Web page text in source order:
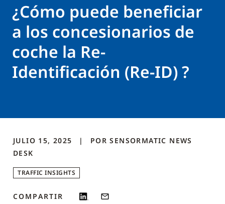
¿Cómo puede beneficiar
a los concesionarios de
coche la Re-
Identificación (Re-ID) ?
JULIO 15, 2025 POR SENSORMATIC NEWS
DESK
TRAFFIC INSIGHTS
COMPARTIR